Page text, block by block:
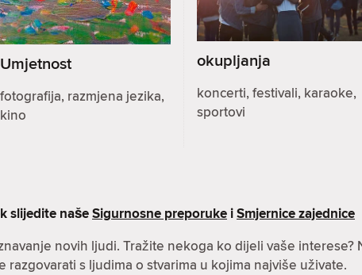
Umjetnost
fotografija, razmjena jezika,
kino
okupljanja
koncerti, festivali, karaoke,
sportovi
slijedite našeSigurnosne preporuke iSmjernice zajednice
novih ljudi. Tražite nekoga ko dijeli vaše interese?
s ljudima o stvarima u kojima najviše uživate.